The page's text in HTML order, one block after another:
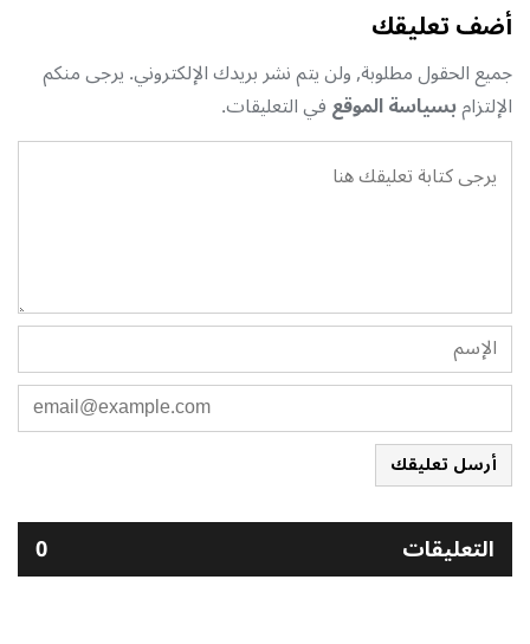
أضف تعليقك
جميع الحقول مطلوبة, ولن يتم نشر بريدك الإلكتروني. يرجى منكم
الإلتزامبسياسة الموقعفي التعليقات.
أرسل تعليقك
التعليقات 0